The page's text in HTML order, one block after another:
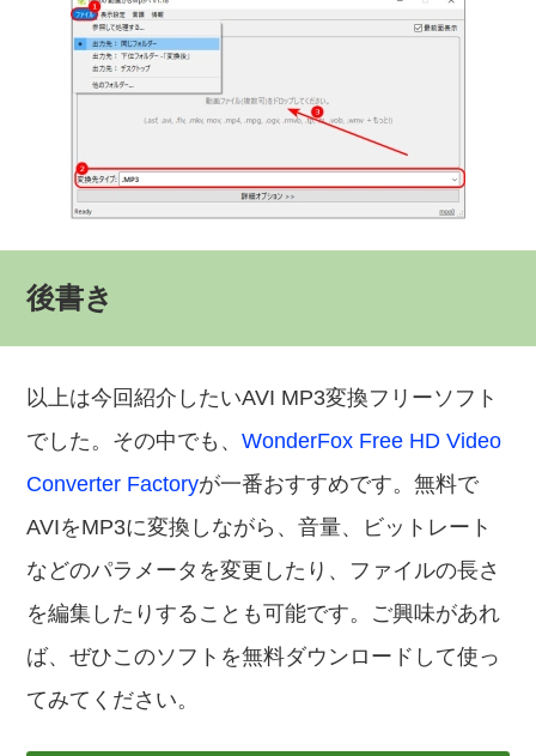
後書き
以上は今回紹介したいAVI MP3変換フリーソフト
でした。その中でも、WonderFox Free HD Video
Converter Factoryが一番おすすめです。無料で
AVIをMP3に変換しながら、音量、ビットレート
などのパラメータを変更したり、ファイルの長さ
を編集したりすることも可能です。ご興味があれ
ば、ぜひこのソフトを無料ダウンロードして使っ
てみてください。